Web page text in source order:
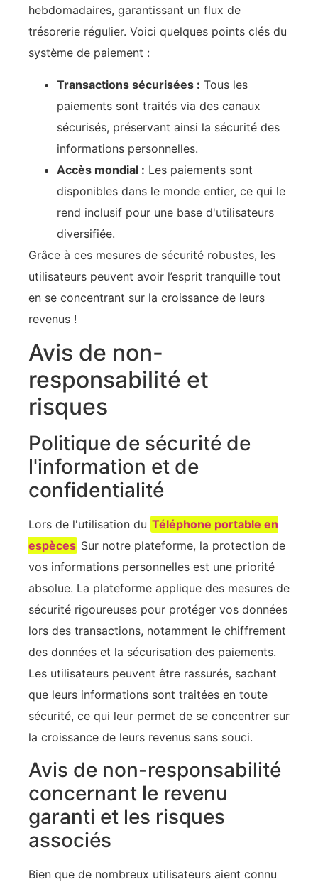
hebdomadaires, garantissant un flux de
trésorerie régulier. Voici quelques points clés du
système de paiement :
Transactions sécurisées : Tous les
paiements sont traités via des canaux
sécurisés, préservant ainsi la sécurité des
informations personnelles.
Accès mondial : Les paiements sont
disponibles dans le monde entier, ce qui le
rend inclusif pour une base d'utilisateurs
diversifiée.
Grâce à ces mesures de sécurité robustes, les
utilisateurs peuvent avoir l’esprit tranquille tout
en se concentrant sur la croissance de leurs
revenus !
Avis de non-
responsabilité et
risques
Politique de sécurité de
l'information et de
confidentialité
Lors de l'utilisation du Téléphone portable en
espèces Sur notre plateforme, la protection de
vos informations personnelles est une priorité
absolue. La plateforme applique des mesures de
sécurité rigoureuses pour protéger vos données
lors des transactions, notamment le chiffrement
des données et la sécurisation des paiements.
Les utilisateurs peuvent être rassurés, sachant
que leurs informations sont traitées en toute
sécurité, ce qui leur permet de se concentrer sur
la croissance de leurs revenus sans souci.
Avis de non-responsabilité
concernant le revenu
garanti et les risques
associés
Bien que de nombreux utilisateurs aient connu